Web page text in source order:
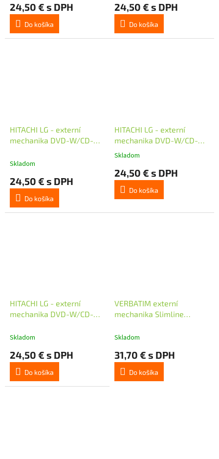
24,50 € s DPH
Do košíka
24,50 € s DPH
Do košíka
HITACHI LG - externí
mechanika DVD-W/CD-
GP57EW40, Slim, White,
Skladom
24,50 € s DPH
Do košíka
HITACHI LG - externí
mechanika DVD-W/CD-
RW/DVD±R/±RW/RAM
box+SW
Priemerné
produktu
5,0
5
Skladom
24,50 € s DPH
Do košíka
HITACHI LG - externí
mechanika DVD-W/CD-
GP57EB40, Slim, Black,
Skladom
24,50 € s DPH
Do košíka
VERBATIM externí
mechanika Slimline
without NERO
Skladom
31,70 € s DPH
Do košíka